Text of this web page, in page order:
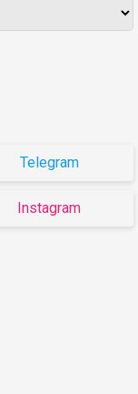
Telegram
Instagram